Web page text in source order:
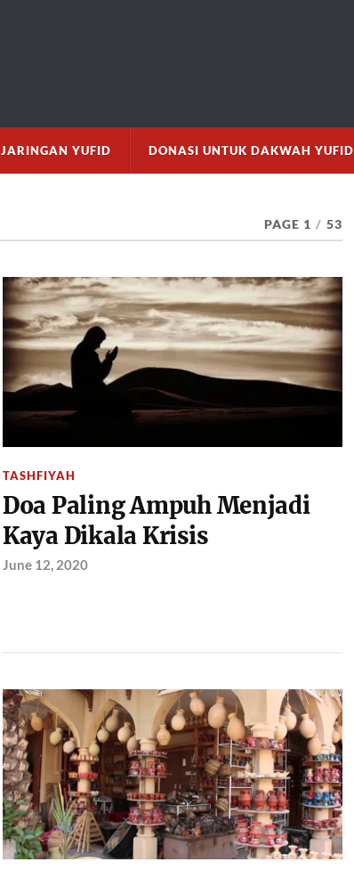
JARINGAN YUFID DONASI UNTUK DAKWAH YUFID
PAGE 1 / 53
TASHFIYAH
Doa Paling Ampuh Menjadi
Kaya Dikala Krisis
June 12, 2020